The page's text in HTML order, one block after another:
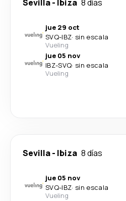
Sevilla- Ibiza 8 días
jue 29 oct
SVQ-IBZ· sin escala
Vueling
jue 05 nov
IBZ-SVQ· sin escala
Vueling
Sevilla- Ibiza 8 días
jue 05 nov
SVQ-IBZ· sin escala
Vueling